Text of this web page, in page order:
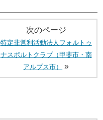
次のページ
特定非営利活動法人フォルトゥ
ナスポルトクラブ（甲斐市・南
アルプス市）
»